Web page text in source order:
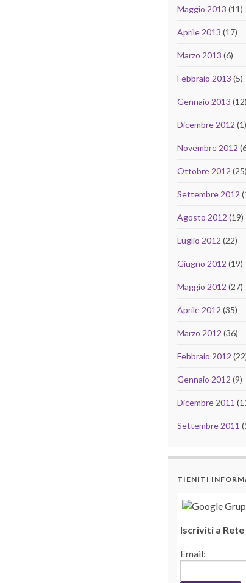
Maggio 2013 (11)
Aprile 2013 (17)
Marzo 2013 (6)
Febbraio 2013 (5)
Gennaio 2013 (12)
Dicembre 2012 (1)
Novembre 2012
Ottobre 2012 (25)
Settembre 2012
Agosto 2012 (19)
Luglio 2012 (22)
Giugno 2012 (19)
Maggio 2012 (27)
Aprile 2012 (35)
Marzo 2012 (36)
Febbraio 2012
Gennaio 2012 (9)
Dicembre 2011
Settembre 2011
TIENITI
Iscriviti a
Email: